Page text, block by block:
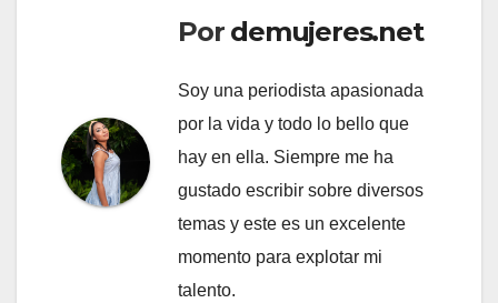
Por demujeres.net
Soy una periodista apasionada
por la vida y todo lo bello que
hay en ella. Siempre me ha
gustado escribir sobre diversos
temas y este es un excelente
momento para explotar mi
talento.